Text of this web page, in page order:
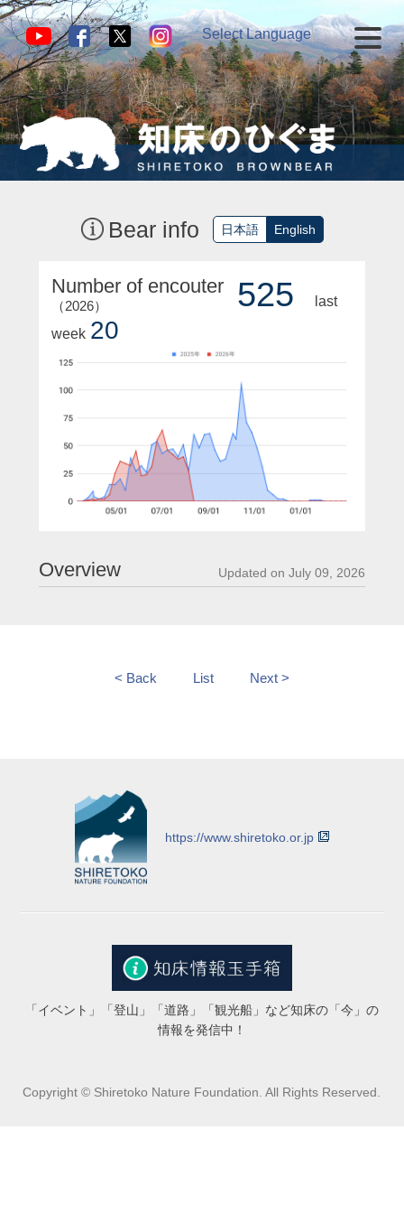
Select Language▼
Bear info 日本語 English
Number of encouter
（2026） 525 last
week 20
Overview Updated on July 09, 2026
< Back List Next >
https://www.shiretoko.or.jp
「イベント」「登山」「道路」「観光船」など知床の「今」の
情報を発信中！
Copyright © Shiretoko Nature Foundation. All Rights Reserved.